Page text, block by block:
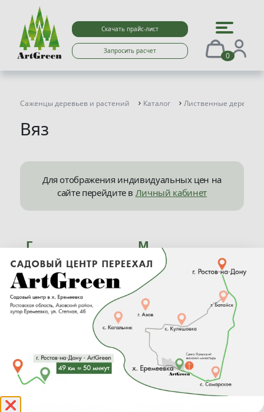
❌
Скачать прайс-лист
Запросить расчет 0
Саженцы деревьев и растений Каталог Лиственные деревья
Вяз
Для отображения индивидуальных цен на
сайте перейдите в Личный кабинет
Г
Гибридный (2)
Голландский
(1)
М
Мелколистный
(1)
Шершавый
(1)
Раскрыть весь список
Фильтр
Найдено 6 товаров